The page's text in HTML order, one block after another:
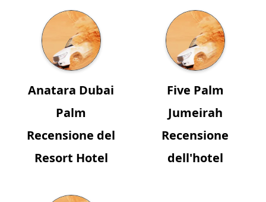
Anatara Dubai
Palm
Recensione del
Resort Hotel
Five Palm
Jumeirah
Recensione
dell'hotel